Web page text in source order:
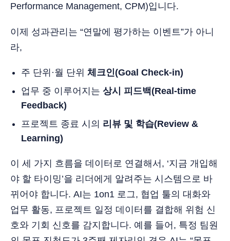
Performance Management, CPM)입니다.
이제 성과관리는 “연말에 평가하는 이벤트”가 아니
라,
주 단위·월 단위 체크인(Goal Check-in)
업무 중 이루어지는 상시 피드백(Real-time
Feedback)
프로젝트 종료 시의 리뷰 및 학습(Review &
Learning)
이 세 가지 흐름을 데이터로 연결해서, ‘지금 개입해
야 할 타이밍’을 리더에게 알려주는 시스템으로 바
뀌어야 합니다. AI는 1on1 로그, 협업 툴의 대화와
업무 활동, 프로젝트 일정 데이터를 결합해 위험 신
호와 기회 신호를 감지합니다. 예를 들어, 특정 팀원